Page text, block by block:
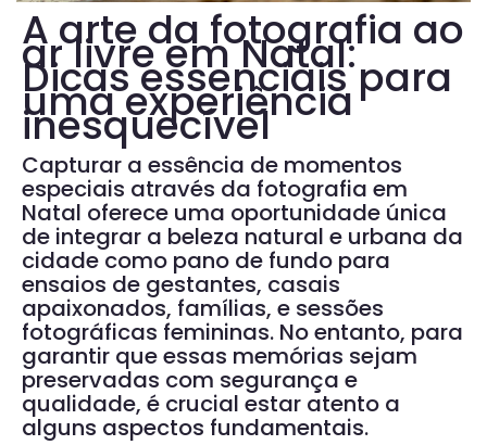
A arte da fotografia ao
ar livre em Natal:
Dicas essenciais para
uma experiência
inesquecível
Capturar a essência de momentos
especiais através da fotografia em
Natal oferece uma oportunidade única
de integrar a beleza natural e urbana da
cidade como pano de fundo para
ensaios de gestantes, casais
apaixonados, famílias, e sessões
fotográficas femininas. No entanto, para
garantir que essas memórias sejam
preservadas com segurança e
qualidade, é crucial estar atento a
alguns aspectos fundamentais.